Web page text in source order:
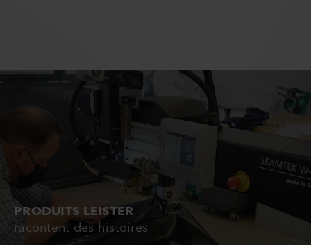
PRODUITS LEISTER
racontent des histoires